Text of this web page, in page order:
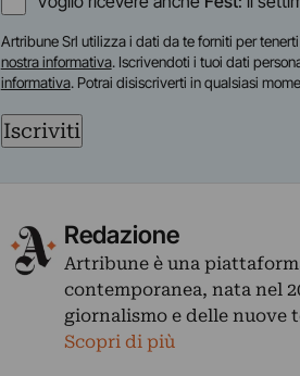
Artribune Srl utilizza i dati da te forniti per
nostra informativa. Iscrivendoti i tuoi dati
informativa. Potrai disiscriverti in qualsiasi
Iscriviti
Redazione
Artribune è una
contemporanea, nata nel
giornalismo e delle nuove
Scopri di più